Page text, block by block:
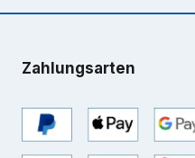
Zahlungsarten